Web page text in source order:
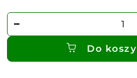
Ilość
Do